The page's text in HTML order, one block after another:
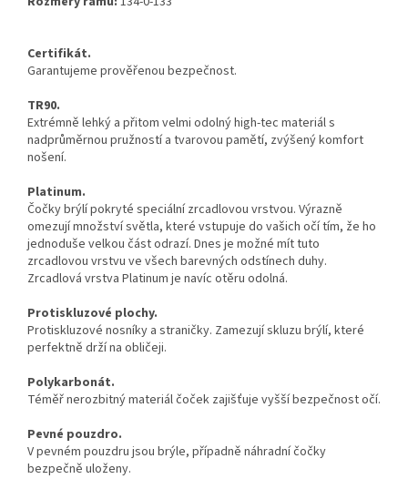
Certifikát.
Garantujeme prověřenou bezpečnost.
TR90.
Extrémně lehký a přitom velmi odolný high-tec materiál s
nadprůměrnou pružností a tvarovou pamětí, zvýšený komfort
nošení.
Platinum.
Čočky brýlí pokryté speciální zrcadlovou vrstvou. Výrazně
omezují množství světla, které vstupuje do vašich očí tím, že ho
jednoduše velkou část odrazí. Dnes je možné mít tuto
zrcadlovou vrstvu ve všech barevných odstínech duhy.
Zrcadlová vrstva Platinum je navíc otěru odolná.
Protiskluzové plochy.
Protiskluzové nosníky a straničky. Zamezují skluzu brýlí, které
perfektně drží na obličeji.
Polykarbonát.
Téměř nerozbitný materiál čoček zajišťuje vyšší bezpečnost očí.
Pevné pouzdro.
V pevném pouzdru jsou brýle, případně náhradní čočky
bezpečně uloženy.